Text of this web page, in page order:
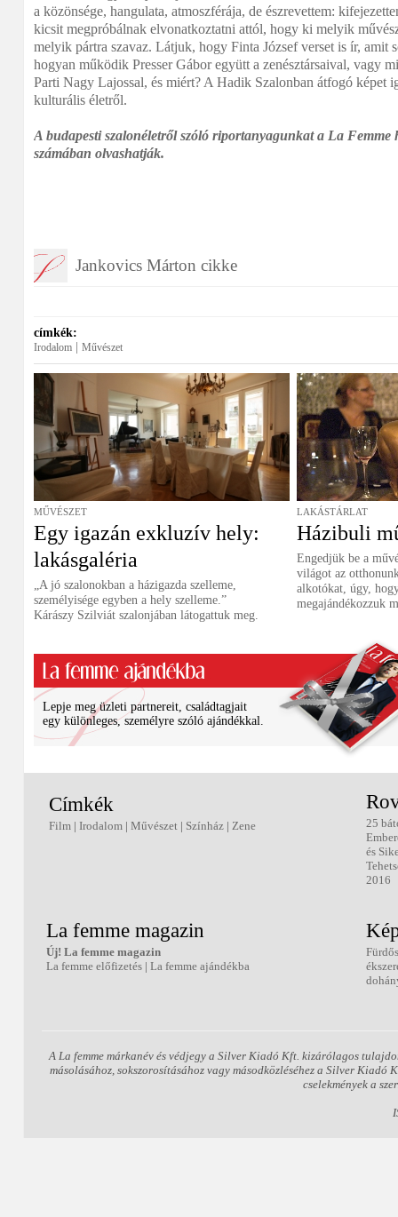
a közönsége, hangulata, atmoszférája, de észrevettem:
kicsit megpróbálnak elvonatkoztatni attól, hogy ki melyik
melyik pártra szavaz. Látjuk, hogy Finta József verset is ír, amit
hogyan működik Presser Gábor együtt a zenésztársaival, vagy
Parti Nagy Lajossal, és miért? A Hadik Szalonban átfogó képet
kulturális életről.
A budapesti szalonéletről szóló riportanyagunkat a La Femme
számában olvashatják.
Jankovics Márton cikke
címkék:
Irodalom Művészet
MŰVÉSZET
Egy igazán exkluzív hely:
lakásgaléria
„A jó szalonokban a házigazda szelleme,
személyisége egyben a hely szelleme.”
Kárászy Szilviát szalonjában látogattuk meg.
LAKÁSTÁRLAT
Házibuli
Engedjük be a
világot az
alkotókat, úgy,
megajándékozzuk
Lepje meg üzleti partnereit, családtagjait
egy különleges, személyre szóló ajándékkal.
Címkék
Film | Irodalom | Művészet | Színház | Zene
25
és
2016
La femme magazin
Új! La femme magazin
La femme előfizetés | La femme ajándékba
A La femme márkanév és védjegy a Silver Kiadó Kft. kizárólagos
másolásához, sokszorosításához vagy másodközléséhez a Silver
cselekmények a